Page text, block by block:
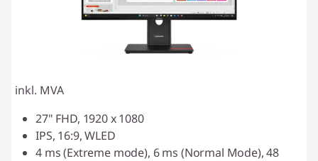
inkl. MVA
27" FHD, 1920 x 1080
IPS, 16:9, WLED
4 ms (Extreme mode), 6 ms (Normal Mode), 48